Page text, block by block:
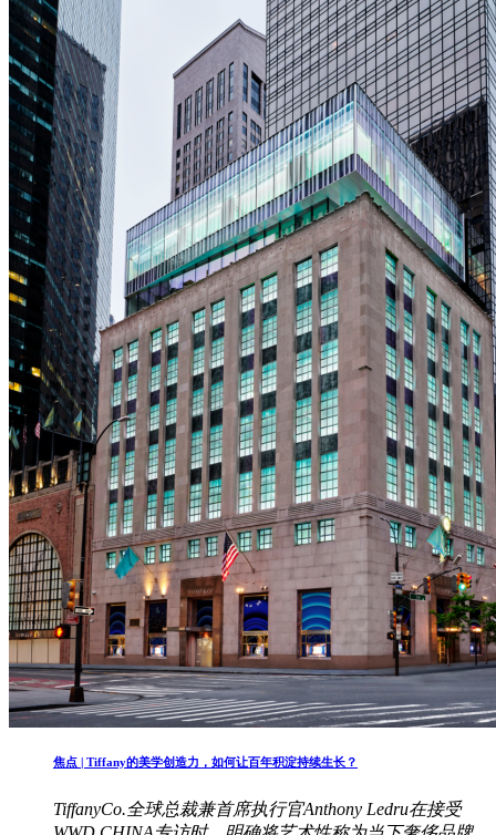
焦点 | Tiffany的美学创造力，如何让百年积淀持续生长？
TiffanyCo.全球总裁兼首席执行官Anthony Ledru在接受